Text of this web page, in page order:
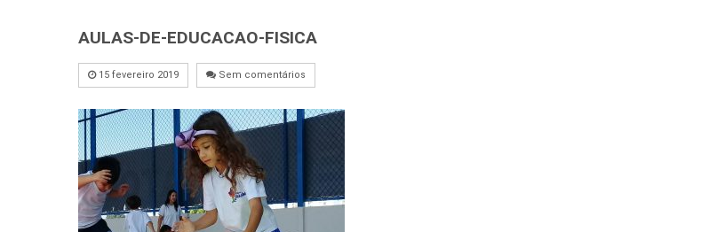
AULAS-DE-EDUCACAO-FISICA
15 fevereiro 2019 Sem comentários